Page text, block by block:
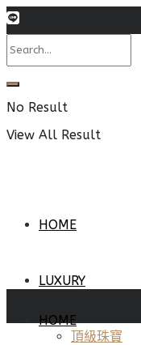
No Result
View All Result
HOME
LUXURY
頂級珠寶
HOME